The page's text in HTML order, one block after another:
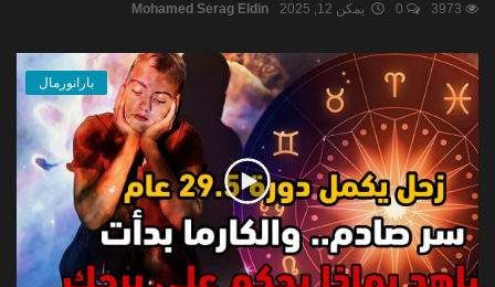
Mohamed Serag Eldin يمكن 12, 2025
بارانورمال